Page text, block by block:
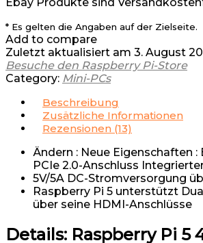
* Es gelten die Angaben auf der Zielseite.
Add to compare
Zuletzt aktualisiert am 3. August
Besuche den Raspberry Pi-Store
Category: Mini-PCs
Beschreibung
Zusätzliche Informationen
Rezensionen (13)
Ändern : Neue Eigenschaften :
PCIe 2.0-Anschluss
5V/5A DC-Stromversorgung
Raspberry Pi 5 unterstützt
über seine HDMI-Anschlüsse
Details: Raspberry Pi 5